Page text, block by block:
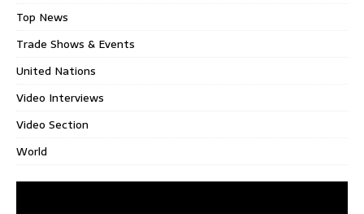
Top News
Trade Shows & Events
United Nations
Video Interviews
Video Section
World